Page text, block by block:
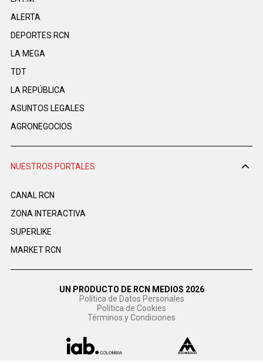
ALERTA
DEPORTES RCN
LA MEGA
TDT
LA REPÚBLICA
ASUNTOS LEGALES
AGRONEGOCIOS
NUESTROS PORTALES
CANAL RCN
ZONA INTERACTIVA
SUPERLIKE
MARKET RCN
UN PRODUCTO DE RCN MEDIOS 2026
Política de Datos Personales
Política de Cookies
Términos y Condiciones